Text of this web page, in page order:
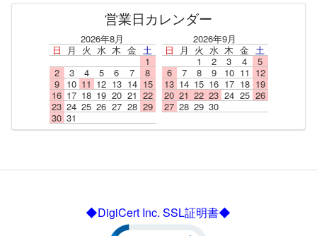
営業日カレンダー
2026年8月
日
月 火 水 木 金 土
1
2
3 4 5 6 7
8
9
10 11 12 13 14 15
16 17 18 19 20 21 22
23 24 25 26 27 28 29
30 31
2026年9月
日
月 火 水 木 金 土
1
2 3 4
5
6
7 8 9 10 11 12
13 14 15 16 17 18 19
20 21 22 23 24 25 26
27 28 29 30
◆DigiCert Inc. SSL証明書◆